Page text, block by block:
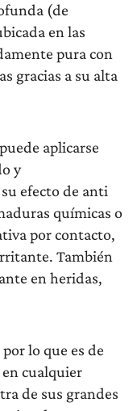
(de
en las
pura con
gracias a su alta
aplicarse
y
efecto de anti
químicas o
por contacto,
También
en heridas,
lo que es de
cualquier
de sus grandes